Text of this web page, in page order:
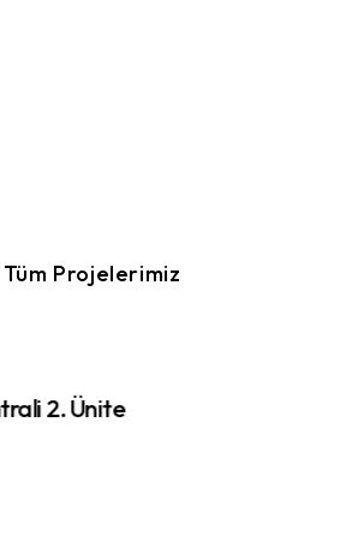
Tüm Projelerimiz
2. Ünite